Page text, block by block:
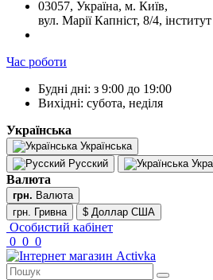
03057, Україна, м. Київ,
вул. Марії Капніст, 8/4,
Час роботи
Будні дні: з 9:00 до 19:00
Вихідні: субота, неділя
Українська
Українська
Русский
Валюта
грн. Валюта
грн. Гривна
$ Доллар США
Особистий кабінет
0 0 0